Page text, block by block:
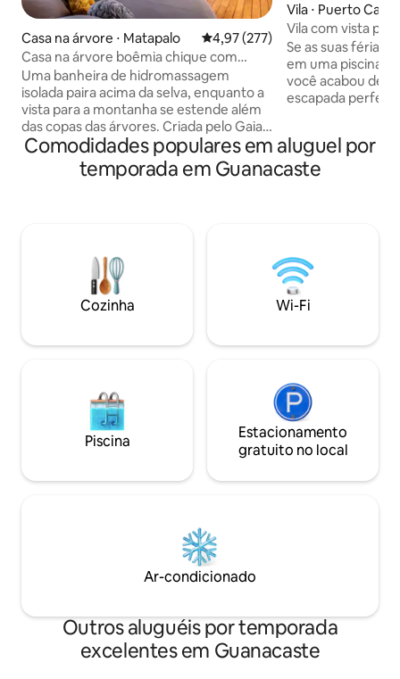
Casa na árvore ⋅ Matapalo 4,97 de uma avaliação média de
4,97 (277)
Casa na árvore boêmia chique com
vistas mágicas e banheira de
hidromassagem
Uma banheira de hidromassagem
isolada paira acima da selva, enquanto a
vista para a montanha se estende além
das copas das árvores. Criada pelo Gaia
Studio Costa Rica, esta casa sobre
palafitas transforma o design tropical
moderno em uma experiência única. No
rápido e ar condicionado estão inclusos.
Um pátio sombreado espera lá embaixo
e o estacionamento é privativo. Playa
Grande fica a 8 minutos de distância,
Tamarindo estão perto o suficiente para
Vila ⋅ Puerto
Vila com vista
(chef interno)
Se as suas férias
em uma piscina
você acabou de
escapada
se para o seu
banheiro
massagem em
secretas a
a deslumbrante
Comodidades populares em aluguel por
temporada em Guanacaste
Cozinha Wi-Fi
Piscina
Estacionamento
gratuito no local
Ar-condicionado
Outros aluguéis por temporada
excelentes em Guanacaste